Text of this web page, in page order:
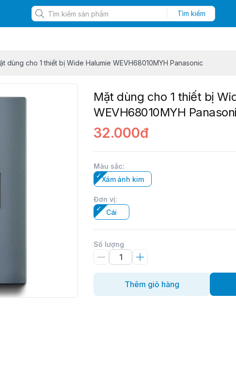
Tìm kiếm
dùng cho 1 thiết bị Wide Halumie WEVH68010MYH Panasonic
Mặt dùng cho 1 thiết bị
WEVH68010MYH
32.000đ
Màu sắc:
Xám ánh kim
Đơn vị:
Cái
Số lượng
Thêm giỏ hàng